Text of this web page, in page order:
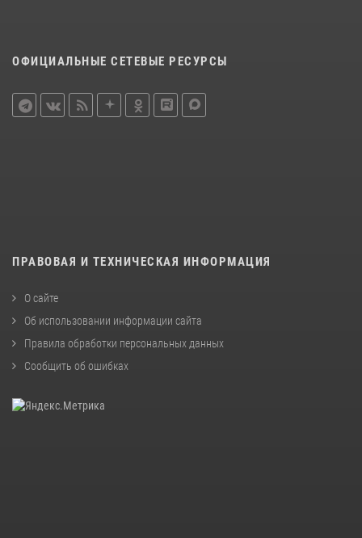
ОФИЦИАЛЬНЫЕ СЕТЕВЫЕ РЕСУРСЫ
ПРАВОВАЯ И ТЕХНИЧЕСКАЯ ИНФОРМАЦИЯ
О сайте
Об использовании информации сайта
Правила обработки персональных данных
Сообщить об ошибках